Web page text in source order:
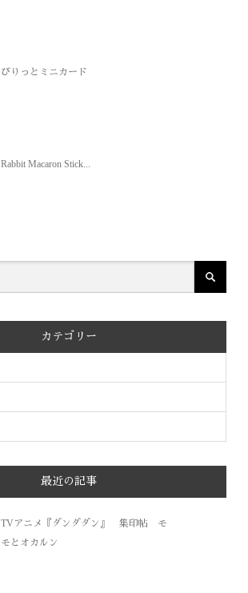
びりっとミニカード
Rabbit Macaron Stick...
カテゴリー
最近の記事
TVアニメ『ダンダダン』 集印帖 モ
モとオカルン